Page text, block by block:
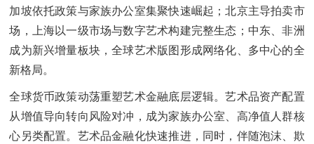
加坡依托政策与家族办公室集聚快速崛起；北京主导拍卖市
场，上海以一级市场与数字艺术构建完整生态；中东、非洲
成为新兴增量板块，全球艺术版图形成网络化、多中心的全
新格局。
全球货币政策动荡重塑艺术金融底层逻辑。艺术品资产配置
从增值导向转向风险对冲，成为家族办公室、高净值人群核
心另类配置。艺术品金融化快速推进，同时，伴随泡沫、欺